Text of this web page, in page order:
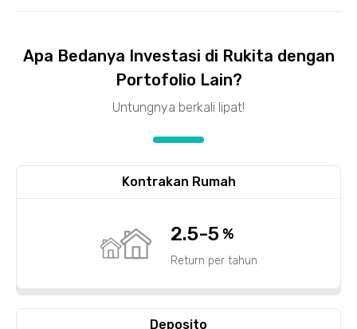
Apa Bedanya Investasi di Rukita dengan
Portofolio Lain?
Untungnya berkali lipat!
Kontrakan Rumah
2.5-5 %
Return per tahun
Deposito